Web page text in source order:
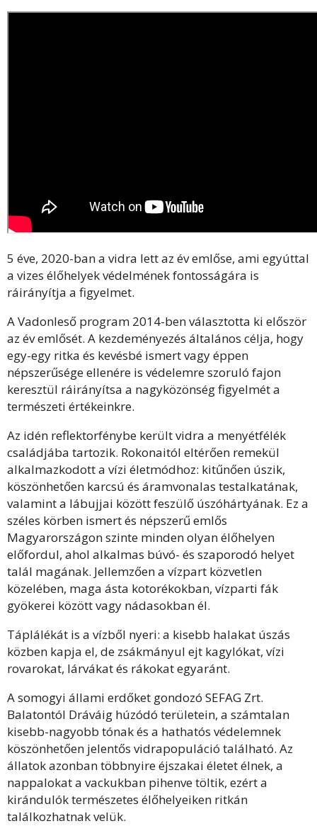
5 éve, 2020-ban a vidra lett az év emlőse, ami egyúttal
a vizes élőhelyek védelmének fontosságára is
ráirányítja a figyelmet.
A Vadonleső program 2014-ben választotta ki először
az év emlősét. A kezdeményezés általános célja, hogy
egy-egy ritka és kevésbé ismert vagy éppen
népszerűsége ellenére is védelemre szoruló fajon
keresztül ráirányítsa a nagyközönség figyelmét a
természeti értékeinkre.
Az idén reflektorfénybe került vidra a menyétfélék
családjába tartozik. Rokonaitól eltérően remekül
alkalmazkodott a vízi életmódhoz: kitűnően úszik,
köszönhetően karcsú és áramvonalas testalkatának,
valamint a lábujjai között feszülő úszóhártyának. Ez a
széles körben ismert és népszerű emlős
Magyarországon szinte minden olyan élőhelyen
előfordul, ahol alkalmas búvó- és szaporodó helyet
talál magának. Jellemzően a vízpart közvetlen
közelében, maga ásta kotorékokban, vízparti fák
gyökerei között vagy nádasokban él.
Táplálékát is a vízből nyeri: a kisebb halakat úszás
közben kapja el, de zsákmányul ejt kagylókat, vízi
rovarokat, lárvákat és rákokat egyaránt.
A somogyi állami erdőket gondozó SEFAG Zrt.
Balatontól Dráváig húzódó területein, a számtalan
kisebb-nagyobb tónak és a hathatós védelemnek
köszönhetően jelentős vidrapopuláció található. Az
állatok azonban többnyire éjszakai életet élnek, a
nappalokat a vackukban pihenve töltik, ezért a
kirándulók természetes élőhelyeiken ritkán
találkozhatnak velük.